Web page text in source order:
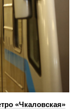
«Чкаловская»